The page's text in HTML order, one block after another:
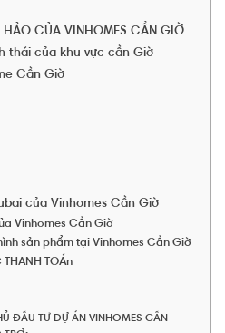
HẢO CỦA VINHOMES CẦN GIỜ
thái của khu vực cần Giờ
Cần Giờ
của Vinhomes Cần Giờ
Vinhomes Cần Giờ
sản phẩm tại Vinhomes Cần Giờ
THANH TOÁn
ĐẦU TƯ DỰ ÁN VINHOMES CẦN